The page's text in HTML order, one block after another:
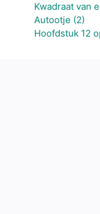
Kwadraat van
Autootje (2)
Hoofdstuk 12